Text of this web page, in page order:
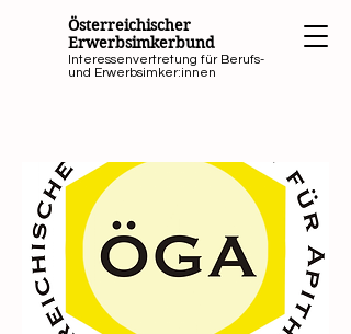
Österreichischer
Erwerbsimkerbund
Interessenvertretung für Berufs-
und Erwerbsimker:innen